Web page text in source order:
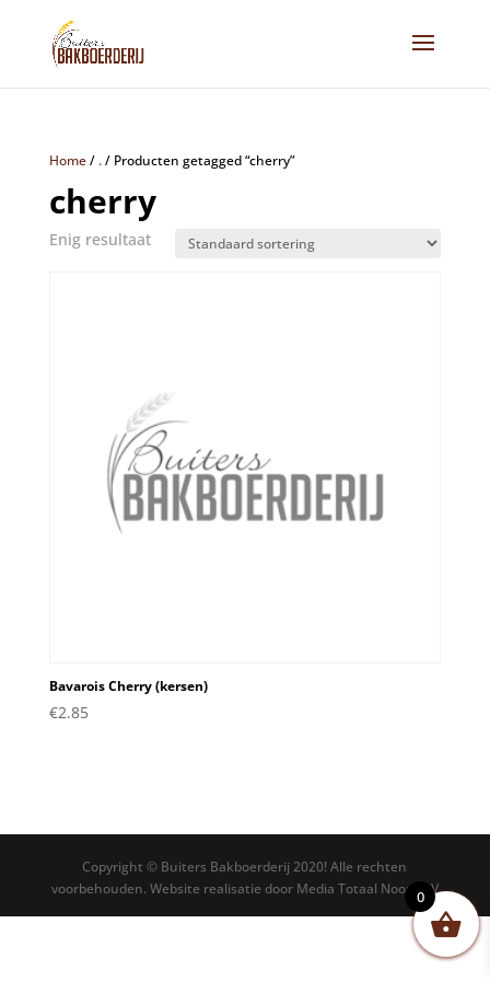
Home/ ./ Producten getagged “cherry”
cherry
Enig resultaat
Bavarois Cherry (kersen)
€2.85
Copyright © Buiters Bakboerderij 2020! Alle rechten
voorbehouden. Website realisatie door Media Totaal Noord BV
0